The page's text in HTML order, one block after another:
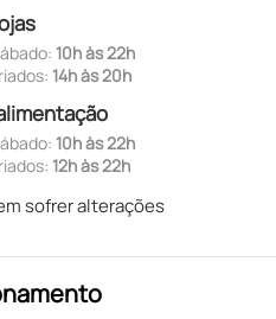
10h às 22h
14h às 20h
10h às 22h
12h às 22h
sofrer alterações